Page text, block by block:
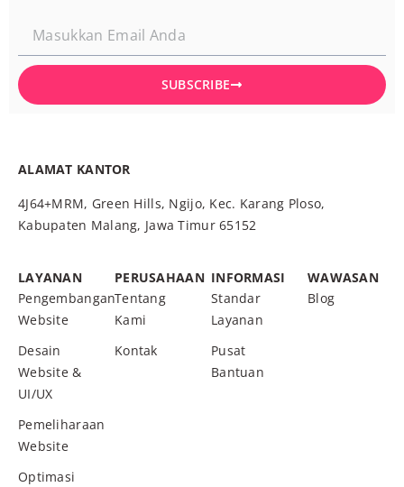
SUBSCRIBE
ALAMAT KANTOR
4J64+MRM, Green Hills, Ngijo, Kec. Karang Ploso,
Kabupaten Malang, Jawa Timur 65152
LAYANAN
Pengembangan
Website
Desain
Website &
UI/UX
Pemeliharaan
Website
Optimasi
PERUSAHAAN
Tentang
Kami
Kontak
INFORMASI
Standar
Layanan
Pusat
Bantuan
WAWASAN
Blog